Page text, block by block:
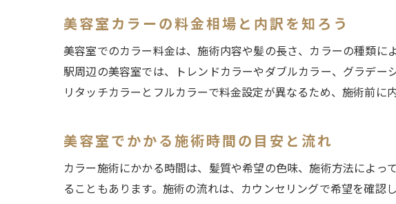
美容室カラーの料金相場と内訳を知ろう
美容室でのカラー料金は、施術内容や髪の長さ、カラーの種類に
駅周辺の美容室では、トレンドカラーやダブルカラー、グラデー
リタッチカラーとフルカラーで料金設定が異なるため、施術前に
美容室でかかる施術時間の目安と流れ
カラー施術にかかる時間は、髪質や希望の色味、施術方法によ
ることもあります。施術の流れは、カウンセリングで希望を確